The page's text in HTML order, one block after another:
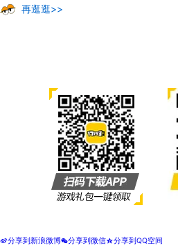
再逛逛>>
t分享到新浪微博w分享到微信z分享到QQ空间